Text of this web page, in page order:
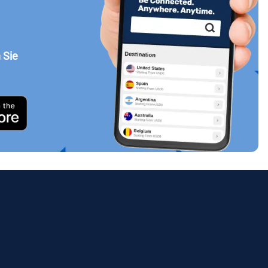
Sie